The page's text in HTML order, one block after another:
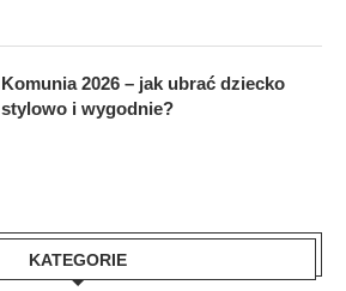
Komunia 2026 – jak ubrać dziecko
stylowo i wygodnie?
KATEGORIE